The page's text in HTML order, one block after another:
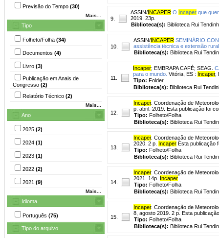
Previsão do Tempo (30)
Mais...
Tipo
Folheto/Folha (34)
Documentos (4)
Livro (3)
Publicação em Anais de
Congresso (2)
Relatório Técnico (2)
Mais...
Ano
2025 (2)
2024 (1)
2023 (1)
2022 (2)
2021 (9)
Mais...
Idioma
Português (75)
Tipo do arquivo
9.
ASSIN/INCAPER O Incaper que
2019. 23p.
Biblioteca(s): Biblioteca Rui
10.
ASSIN/INCAPER SEMINÁRIO
assistência técnica e extensão
Biblioteca(s): Biblioteca Rui
11.
Incaper; EMBRAPA CAFÉ; SEAG.
para o mundo. Vitória, ES : Incaper,
Tipo: Folder
Biblioteca(s): Biblioteca Rui
12.
Incaper. Coordenação de
p. abril. 2019. Esta publicação foi
Tipo: Folheto/Folha
Biblioteca(s): Biblioteca Rui
13.
Incaper. Coordenação de
2020. 2 p. Incaper Esta publicação
Tipo: Folheto/Folha
Biblioteca(s): Biblioteca Rui
14.
Incaper. Coordenação de
2021. 14p. Incaper
Tipo: Folheto/Folha
Biblioteca(s): Biblioteca Rui
15.
Incaper. Coordenação de
8, agosto 2019. 2 p. Esta
Tipo: Folheto/Folha
Biblioteca(s): Biblioteca Rui